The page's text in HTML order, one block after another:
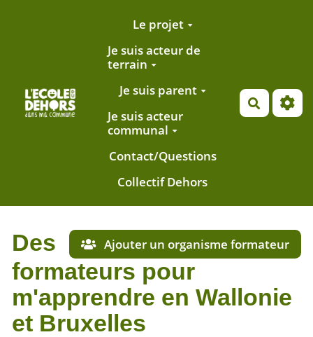
Aller au contenu principalLe projet
Je suis acteur de
terrain
Je suis parent
Je suis acteur
communal
Contact/Questions
Collectif Dehors
Ajouter un organisme formateur
Des
formateurs pour
m'apprendre en Wallonie
et Bruxelles